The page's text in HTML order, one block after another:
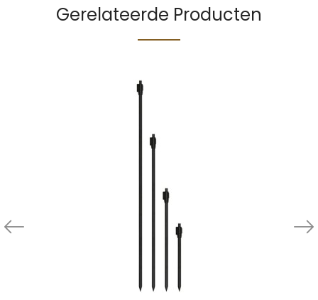
Gerelateerde Producten